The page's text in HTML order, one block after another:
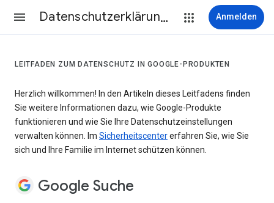
Datenschutzerklärung & Nutzungsbedingungen Anmelden
LEITFADEN ZUM DATENSCHUTZ IN GOOGLE-PRODUKTEN
Herzlich willkommen! In den Artikeln dieses Leitfadens finden
Sie weitere Informationen dazu, wie Google-Produkte
funktionieren und wie Sie Ihre Datenschutzeinstellungen
verwalten können. Im Sicherheitscentererfahren Sie, wie Sie
sich und Ihre Familie im Internet schützen können.
Google Suche